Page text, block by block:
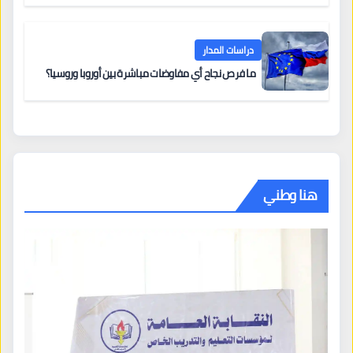
دراسات المدار
ما فرص نجاح أي مفاوضات مباشرة بين أوروبا وروسيا؟
هنا وطني